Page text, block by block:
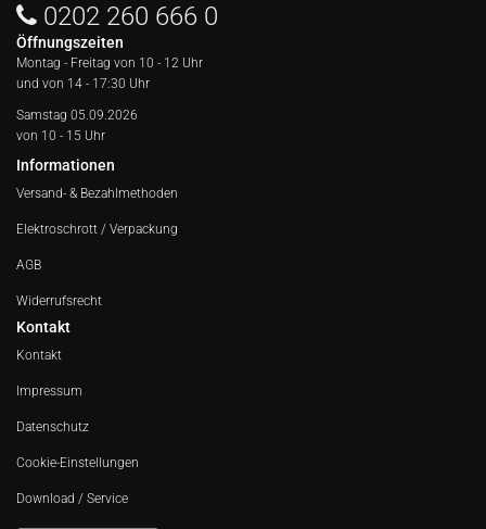
0202 260 666 0
Öffnungszeiten
Montag - Freitag von 10 - 12 Uhr
und von 14 - 17:30 Uhr
Samstag 05.09.2026
von 10 - 15 Uhr
Informationen
Versand- & Bezahlmethoden
Elektroschrott / Verpackung
AGB
Widerrufsrecht
Kontakt
Kontakt
Impressum
Datenschutz
Cookie-Einstellungen
Download / Service